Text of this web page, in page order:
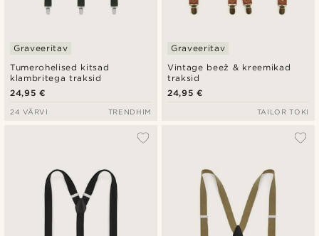
Tumerohelised kitsad
klambritega traksid
Graveeritav
24,95 €
24 VÄRVI TRENDHIM
Vintage beež & kreemikad
traksid
Graveeritav
24,95 €
TAILOR TOKI